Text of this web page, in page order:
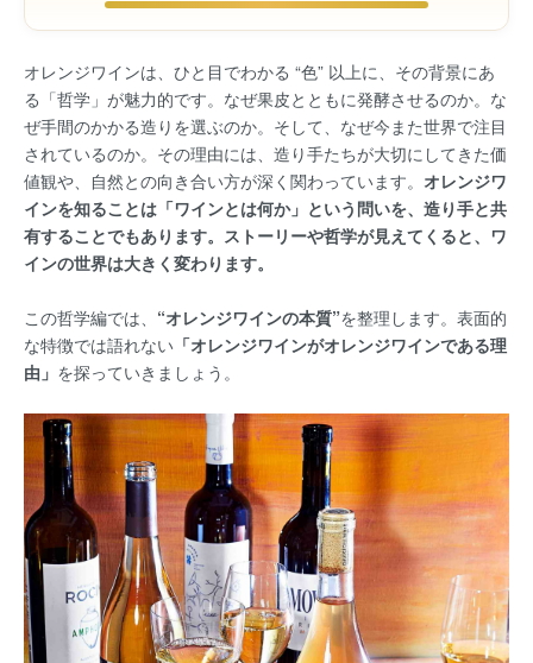
オレンジワインは、ひと目でわかる “色” 以上に、その背景にあ
る「哲学」が魅力的です。なぜ果皮とともに発酵させるのか。な
ぜ手間のかかる造りを選ぶのか。そして、なぜ今また世界で注目
されているのか。その理由には、造り手たちが大切にしてきた価
値観や、自然との向き合い方が深く関わっています。 オレンジワ
インを知ることは「ワインとは何か」という問いを、造り手と共
有することでもあります。ストーリーや哲学が見えてくると、ワ
インの世界は大きく変わります。
この哲学編では、 “オレンジワインの本質”を整理します。表面的
な特徴では語れない 「オレンジワインがオレンジワインである理
由」 を探っていきましょう。